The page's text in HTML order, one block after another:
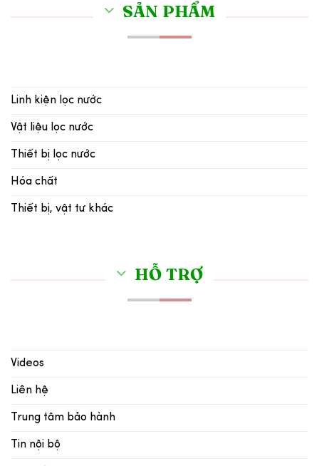
SẢN PHẨM
Linh kiện lọc nước
Vật liệu lọc nước
Thiết bị lọc nước
Hóa chất
Thiết bị, vật tư khác
HỖ TRỢ
Videos
Liên hệ
Trung tâm bảo hành
Tin nội bộ